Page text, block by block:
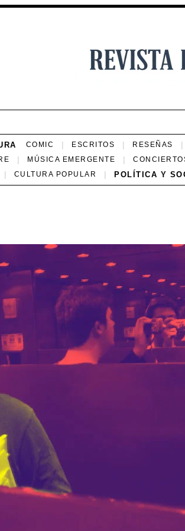
COMIC ESCRITOS RESEÑAS
MÚSICA EMERGENTE
CULTURA POPULAR POLÍTICA Y